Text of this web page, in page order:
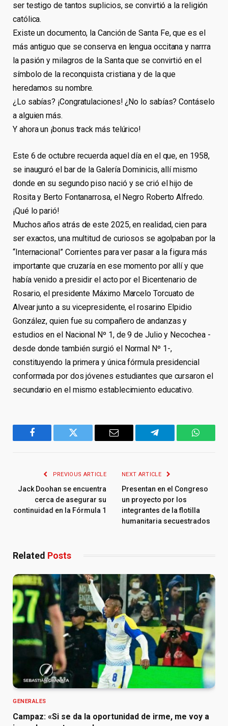
ser testigo de tantos suplicios, se convirtió a la religión
católica.
Existe un documento, la Canción de Santa Fe, que es el
más antiguo que se conserva en lengua occitana y narrra
la pasión y milagros de la Santa que se convirtió en el
símbolo de la reconquista cristiana y de la que
heredamos su nombre.
¿Lo sabías? ¡Congratulaciones! ¿No lo sabías? Contáselo
a alguien más.
Y ahora un ¡bonus track más telúrico!
Este 6 de octubre recuerda aquel día en el que, en 1958,
se inauguró el bar de la Galería Dominicis, allí mismo
donde en su segundo piso nació y se crió el hijo de
Rosita y Berto Fontanarrosa, el Negro Roberto Alfredo.
¡Qué lo parió!
Muchos años atrás de este 2025, en realidad, cien para
ser exactos, una multitud de curiosos se agolpaban por la
“Internacional” Corrientes para ver pasar a la figura más
importante que cruzaría en ese momento por allí y que
había venido a presidir el acto por el Bicentenario de
Rosario, el presidente Máximo Marcelo Torcuato de
Alvear junto a su vicepresidente, el rosarino Elpidio
González, quien fue su compañero de andanzas y
estudios en el Nacional Nº 1, de 9 de Julio y Necochea -
desde donde también surgió el Normal Nº 1-,
constituyendo la primera y única fórmula presidencial
conformada por dos jóvenes estudiantes que cursaron el
secundario en el mismo establecimiento educativo.
Facebook Twitter Email Telegram
PREVIOUS ARTICLE
Jack Doohan se encuentra
cerca de asegurar su
continuidad en la Fórmula 1
NEXT ARTICLE
Presentan en el Congreso
un proyecto por los
integrantes de la flotilla
humanitaria secuestrados
Related Posts
GENERALES
Campaz: «Si se da la oportunidad de irme, me voy a